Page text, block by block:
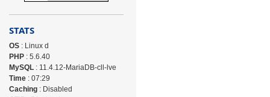
STATS
OS: Linux d
PHP: 5.6.40
MySQL: 11.4.12-MariaDB-cll-lve
Time: 07:29
Caching: Disabled